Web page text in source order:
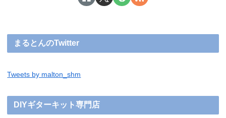
まるとんのTwitter
Tweets by malton_shm
DIYギターキット専門店